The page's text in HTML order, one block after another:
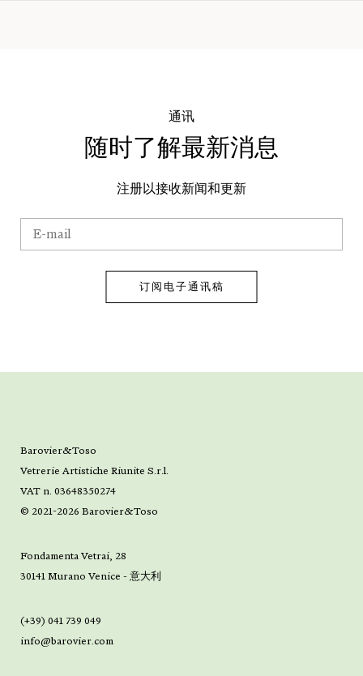
通讯
随时了解最新消息
注册以接收新闻和更新
Barovier&Toso
Vetrerie Artistiche Riunite S.r.l.
VAT n. 03648350274
© 2021-2026 Barovier&Toso
Fondamenta Vetrai, 28
30141 Murano Venice - 意大利
(+39) 041 739 049
info@barovier.com